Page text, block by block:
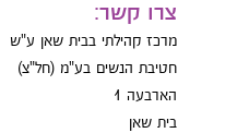
צרו קשר:
מרכז קהילתי בבית שאן ע"ש
חטיבת הנשים בע"מ (חל"צ)
הארבעה 1
בית שאן